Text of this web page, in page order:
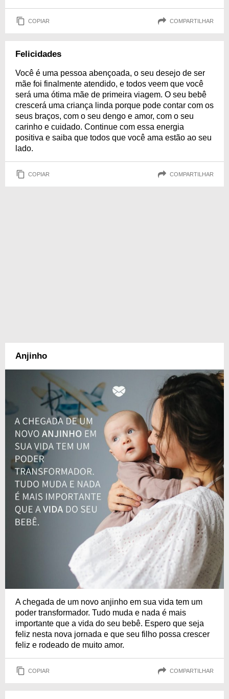
COPIAR COMPARTILHAR
Felicidades
Você é uma pessoa abençoada, o seu desejo de ser
mãe foi finalmente atendido, e todos veem que você
será uma ótima mãe de primeira viagem. O seu bebê
crescerá uma criança linda porque pode contar com os
seus braços, com o seu dengo e amor, com o seu
carinho e cuidado. Continue com essa energia
positiva e saiba que todos que você ama estão ao seu
lado.
COPIAR COMPARTILHAR
Anjinho
A chegada de um novo anjinho em sua vida tem um
poder transformador. Tudo muda e nada é mais
importante que a vida do seu bebê. Espero que seja
feliz nesta nova jornada e que seu filho possa crescer
feliz e rodeado de muito amor.
COPIAR COMPARTILHAR